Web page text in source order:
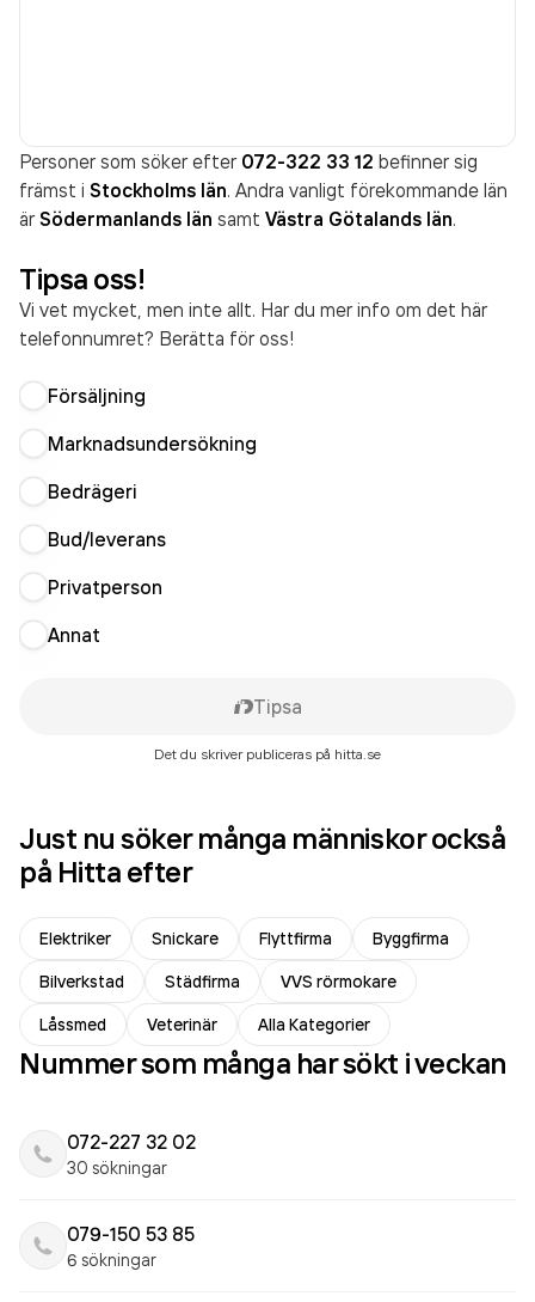
Personer som söker efter 072-322 33 12 befinner sig
främst i Stockholms län. Andra vanligt förekommande län
är Södermanlands län samt Västra Götalands län.
Tipsa oss!
Vi vet mycket, men inte allt. Har du mer info om det här
telefonnumret? Berätta för oss!
Försäljning
Marknadsundersökning
Bedrägeri
Bud/leverans
Privatperson
Annat
Tipsa
Det du skriver publiceras på hitta.se
Just nu söker många människor också
på Hitta efter
Elektriker Snickare Flyttfirma
Byggfirma
Bilverkstad
Städfirma
VVS rörmokare
Låssmed
Veterinär Alla Kategorier
Nummer som många har sökt i veckan
072-227 32 02
30 sökningar
079-150 53 85
6 sökningar